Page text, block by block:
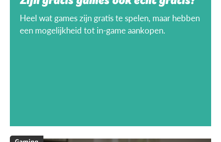
Heel wat games zijn gratis te spelen, maar hebben
een mogelijkheid tot in-game aankopen.